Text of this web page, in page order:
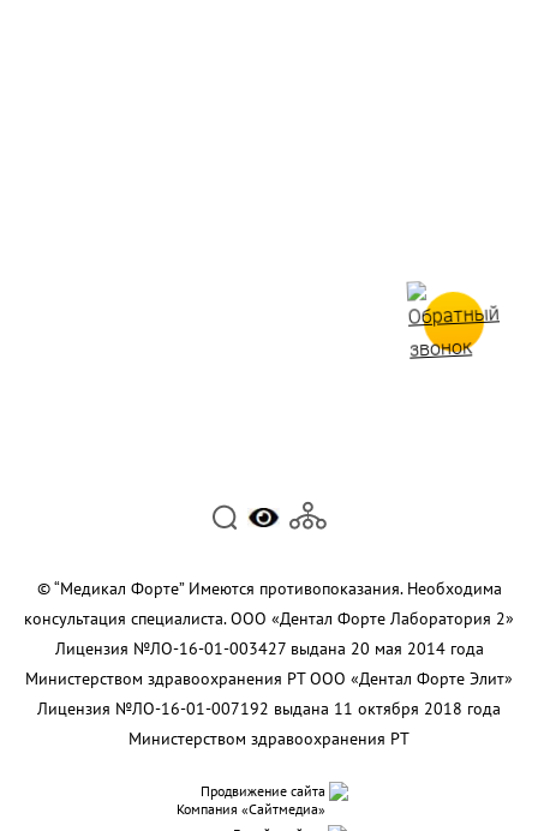
© “Медикал Форте” Имеются противопоказания. Необходима
консультация специалиста. ООО «Дентал Форте Лаборатория 2»
Лицензия №ЛО-16-01-003427 выдана 20 мая 2014 года
Министерством здравоохранения РТ ООО «Дентал Форте Элит»
Лицензия №ЛО-16-01-007192 выдана 11 октября 2018 года
Министерством здравоохранения РТ
Продвижение сайта
Компания «Сайтмедиа»